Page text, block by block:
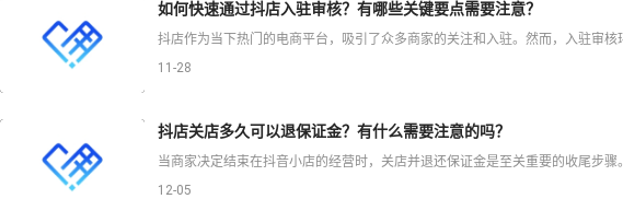
如何快速通过抖店入驻审核？有哪些关键要点需要注意？
11-28
抖店关店多久可以退保证金？有什么需要注意的吗？
12-05